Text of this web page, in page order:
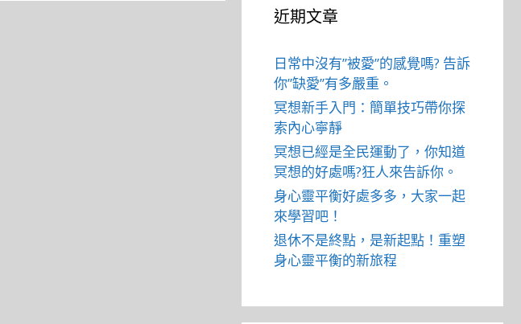
近期文章
日常中沒有”被愛”的感覺嗎? 告訴
你”缺愛”有多嚴重。
冥想新手入門：簡單技巧帶你探
索內心寧靜
冥想已經是全民運動了，你知道
冥想的好處嗎?狂人來告訴你。
身心靈平衡好處多多，大家一起
來學習吧！
退休不是終點，是新起點！重塑
身心靈平衡的新旅程